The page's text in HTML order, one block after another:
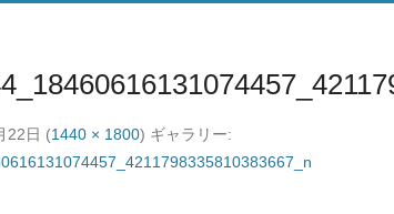
22日 (1440 × 1800) ギャラリー: